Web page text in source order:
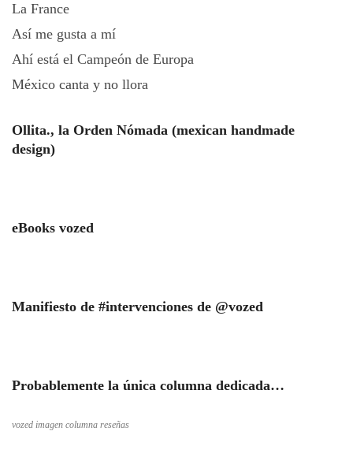
La France
Así me gusta a mí
Ahí está el Campeón de Europa
México canta y no llora
Ollita., la Orden Nómada (mexican handmade
design)
eBooks vozed
Manifiesto de #intervenciones de @vozed
Probablemente la única columna dedicada…
vozed imagen columna reseñas